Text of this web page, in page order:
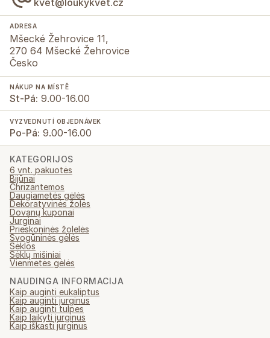
ADRESA
Mšecké Žehrovice 11,
270 64 Mšecké Žehrovice
Česko
NÁKUP NA MÍSTĚ
St-Pá: 9.00-16.00
VYZVEDNUTÍ OBJEDNÁVEK
Po-Pá: 9.00-16.00
KATEGORIJOS
6 vnt. pakuotės
Bijūnai
Chrizantemos
Daugiametės gėlės
Dekoratyvinės žolės
Dovanų kuponai
Jurginai
Prieskoninės žolelės
Svogūninės gėlės
Sėklos
Sėklų mišiniai
Vienmetės gėlės
NAUDINGA INFORMACIJA
Kaip auginti eukaliptus
Kaip auginti jurginus
Kaip auginti tulpes
Kaip laikyti jurginus
Kaip iškasti jurginus